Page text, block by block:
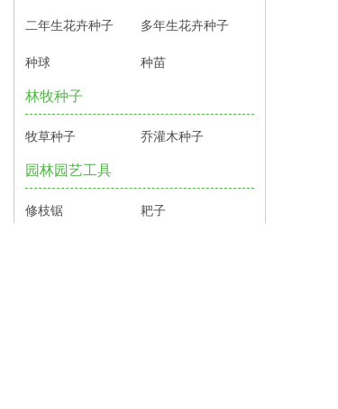
二年生花卉种子 多年生花卉种子
种球 种苗
林牧种子
牧草种子 乔灌木种子
园林园艺工具
修枝锯 耙子